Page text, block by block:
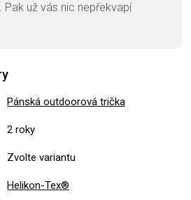
Pak už vás nic nepřekvapí
Pánská outdoorová trička
2 roky
Zvolte variantu
Helikon-Tex®